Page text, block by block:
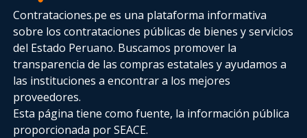
Contrataciones.pe es una plataforma informativa
sobre los contrataciones públicas de bienes y servicios
del Estado Peruano. Buscamos promover la
transparencia de las compras estatalesy ayudamos a
las instituciones a encontrar a los mejores
proveedores.
Esta página tiene como fuente, la información pública
proporcionada por SEACE.